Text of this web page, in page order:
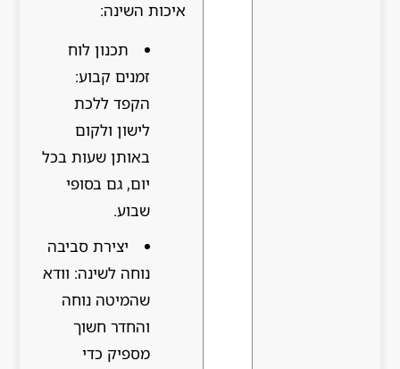
איכות השינה:
תכנון לוח
זמנים קבוע:
הקפד ללכת
לישון ולקום
באותן שעות בכל
יום, גם בסופי
שבוע.
יצירת סביבה
נוחה לשינה: וודא
שהמיטה נוחה
והחדר חשוך
מספיק כדי